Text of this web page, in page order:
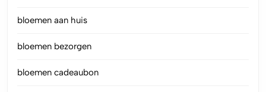
bloemen aan huis
bloemen bezorgen
bloemen cadeaubon